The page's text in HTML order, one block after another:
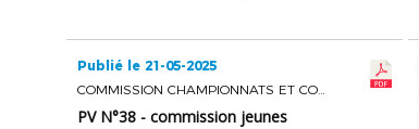
Publié le 21-05-2025
COMMISSION CHAMPIONNATS ET COUPES JEUNES
PV N°38 - commission jeunes